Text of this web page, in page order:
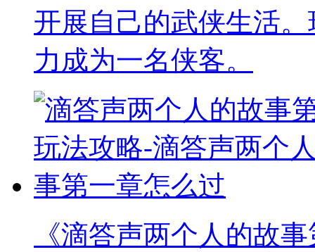
开展自己的武侠生活
力成为一名侠客。
《滴答声两个人的故